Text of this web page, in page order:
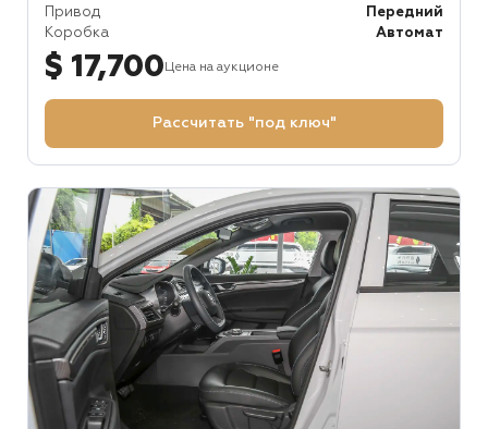
Привод
Передний
Коробка
Автомат
$ 17,700 Цена на аукционе
Рассчитать "под ключ"